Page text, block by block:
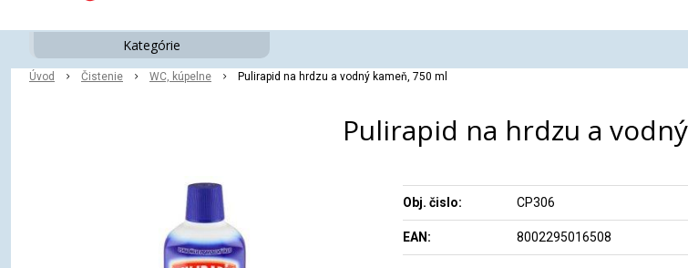
Úvod Čistenie WC, kúpelne Pulirapid na hrdzu a vodný kameň, 750 ml
Pulirapid na hrdzu a
Obj. čislo: CP306
EAN: 8002295016508
Kategórie